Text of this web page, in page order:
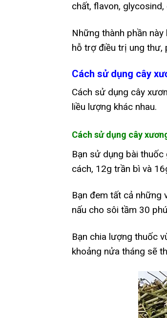
chất, flavon,
Những thành phần
hỗ trợ điều trị ung thư,
Cách sử dụng cây
Cách sử dụng cây
liều lượng khác nhau.
Cách sử dụng cây
Bạn sử dụng bài
cách, 12g trần bì và
Bạn đem tất cả những
nấu cho sôi tầm 30
Bạn chia lượng thuốc
khoảng nửa tháng sẽ